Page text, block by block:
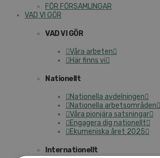
FÖR FÖRSAMLINGAR
VAD VI GÖR
VAD VI GÖR
Våra arbeten
Här finns vi
Nationellt
Nationella avdelningen
Nationella arbetsområden
Våra pionjära satsningar
Engagera dig nationellt
Ekumeniska året 2025
Internationellt